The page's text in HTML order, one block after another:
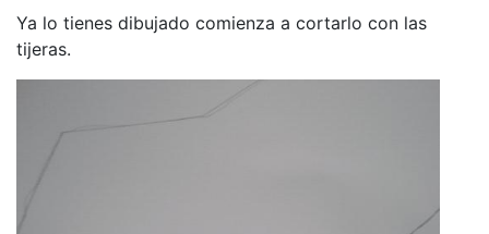
Ya lo tienes dibujado comienza a cortarlo con las
tijeras.